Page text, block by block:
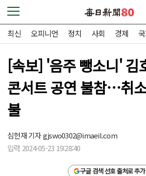
최신 오피니언 정치 사회 경제
[속보] '음주 뺑소니' 김
콘서트 공연 불참…취
불
심헌재 기자gjswo0302@imaeil.com
입력 2024-05-23 19:28:40
구글 검색 선호 출처로 추가